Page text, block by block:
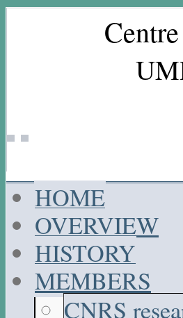
HOME
OVERVIEW
HISTORY
MEMBERS
CNRS